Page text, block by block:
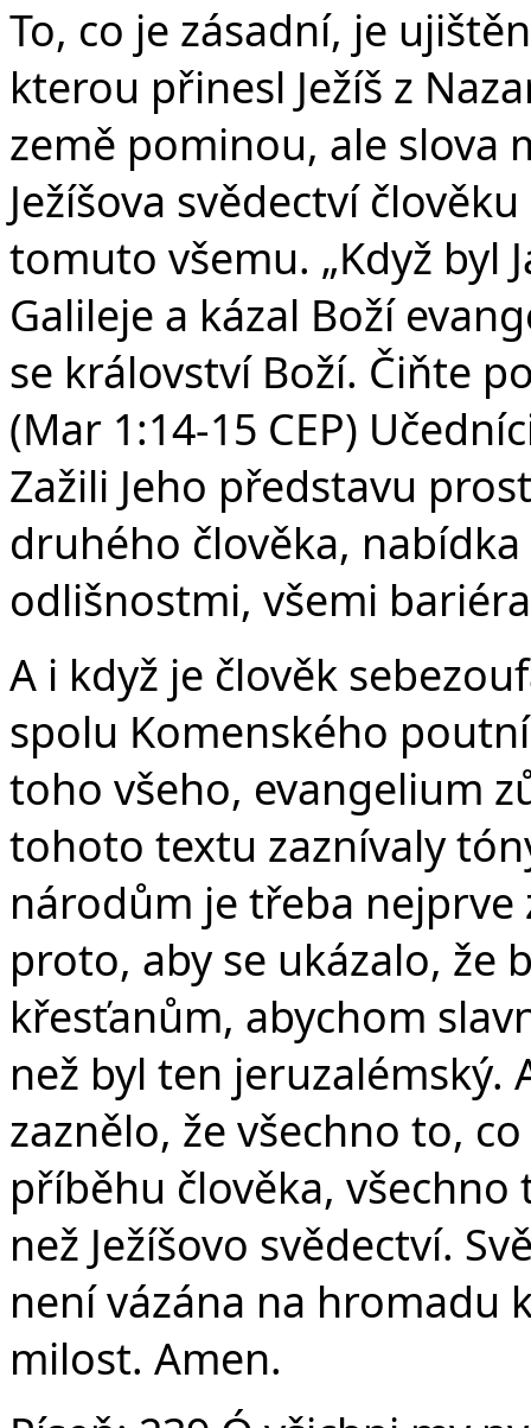
To, co je zásadní, je
kterou přinesl Ježíš z
země pominou, ale slova
Ježíšova svědectví
tomuto všemu. „Když byl
Galileje a kázal Boží
se království Boží. Čiňte
(Mar 1:14-15 CEP)
Zažili Jeho představu
druhého člověka,
odlišnostmi, všemi
A i když je člověk
spolu Komenského
toho všeho, evangelium
tohoto textu zaznívaly
národům je třeba nejprve
proto, aby se ukázalo, že
křesťanům, abychom
než byl ten
zaznělo, že všechno to,
příběhu člověka,
než Ježíšovo svědectví.
není vázána na hromadu
milost. Amen.